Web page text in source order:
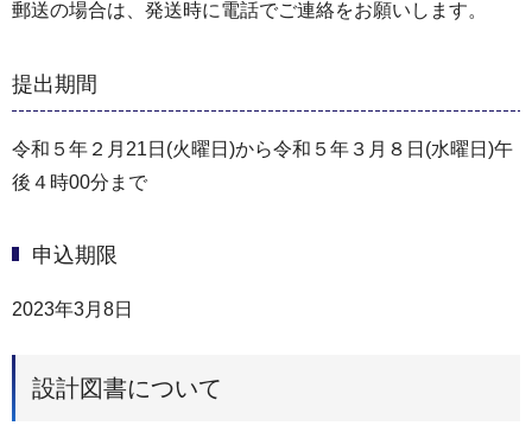
郵送の場合は、発送時に電話でご連絡をお願いします。
提出期間
令和５年２月21日(火曜日)から令和５年３月８日(水曜日)午
後４時00分まで
申込期限
2023年3月8日
設計図書について